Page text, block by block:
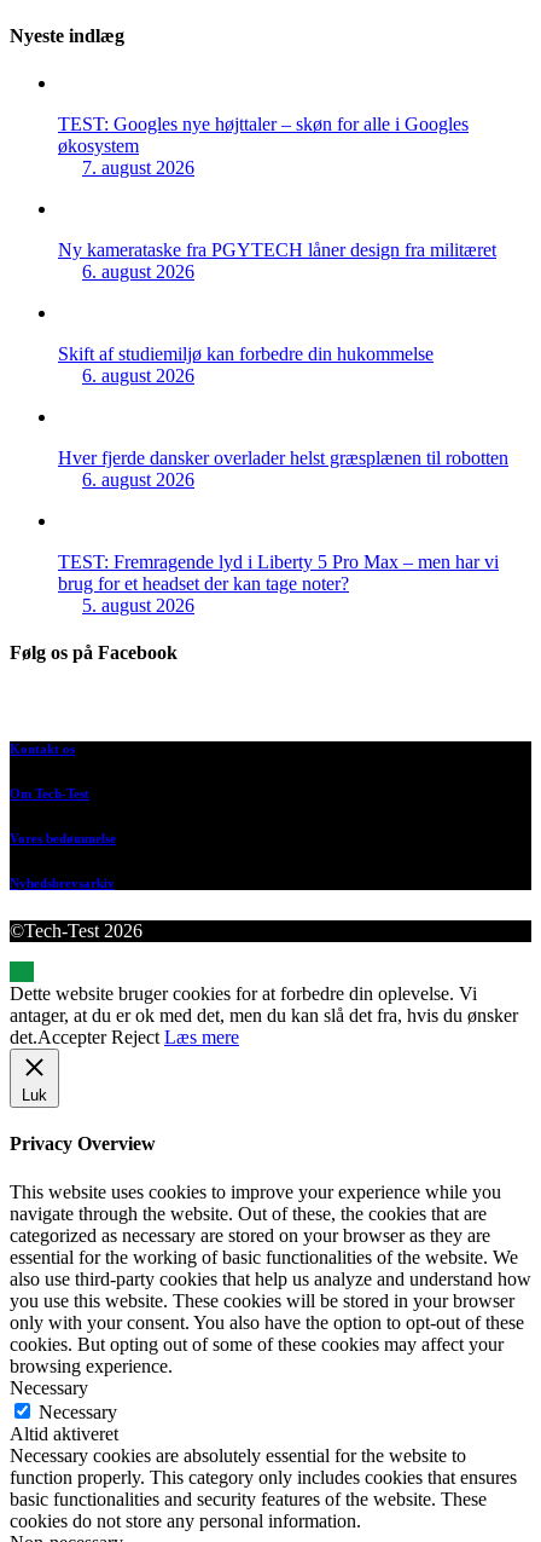
Nyeste indlæg
TEST: Googles nye højttaler – skøn for alle i Googles
økosystem
7. august 2026
Ny kamerataske fra PGYTECH låner design fra militæret
6. august 2026
Skift af studiemiljø kan forbedre din hukommelse
6. august 2026
Hver fjerde dansker overlader helst græsplænen til robotten
6. august 2026
TEST: Fremragende lyd i Liberty 5 Pro Max – men har vi
brug for et headset der kan tage noter?
5. august 2026
Følg os på Facebook
Kontakt os
Om Tech-Test
Vores bedømmelse
Nyhedsbrevsarkiv
©Tech-Test 2026
Dette website bruger cookies for at forbedre din oplevelse. Vi
antager, at du er ok med det, men du kan slå det fra, hvis du ønsker
det.Accepter Reject Læs mere
Luk
Privacy Overview
This website uses cookies to improve your experience while you
navigate through the website. Out of these, the cookies that are
categorized as necessary are stored on your browser as they are
essential for the working of basic functionalities of the website. We
also use third-party cookies that help us analyze and understand how
you use this website. These cookies will be stored in your browser
only with your consent. You also have the option to opt-out of these
cookies. But opting out of some of these cookies may affect your
browsing experience.
Necessary
Necessary
Altid aktiveret
Necessary cookies are absolutely essential for the website to
function properly. This category only includes cookies that ensures
basic functionalities and security features of the website. These
cookies do not store any personal information.